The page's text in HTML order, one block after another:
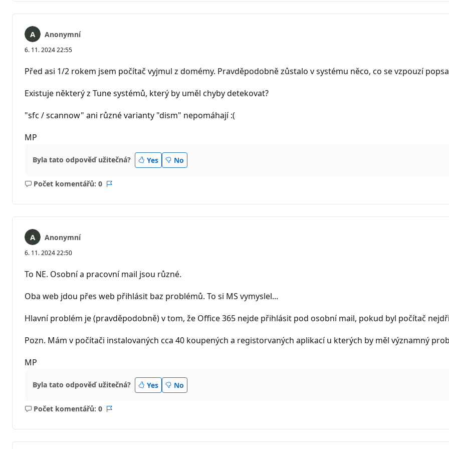
Anonymní
6. 11. 2024 22:55
Před asi 1/2 rokem jsem počítač vyjmul z domémy. Pravděpodobně zůstalo v systému něco, co se vzpouzí
Existuje některý z Tune systémů, který by uměl chyby detekovat?
"sfc / scannow" ani různé varianty "dism" nepomáhají :(
MP
Byla tato odpověď užitečná? Yes No
Počet komentářů: 0
Žádné
Anonymní
6. 11. 2024 22:50
To NE. Osobní a pracovní mail jsou různé.
Oba web jdou přes web přihlásit baz problémů. To si MS vymyslel...
Hlavní problém je (pravděpodobně) v tom, že Office 365 nejde přihlásit pod osobní mail, pokud byl počítač
Pozn. Mám v počítači instalovaných cca 40 koupených a registorvaných aplikací u kterých by měl významný
MP
Byla tato odpověď užitečná? Yes No
Počet komentářů: 0
Žádné